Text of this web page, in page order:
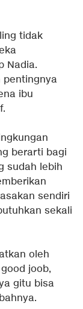
tidak
Nadia.
pentingnya
ibu
berarti bagi
sudah lebih
sendiri
sekali
oleh
joob,
gitu bisa